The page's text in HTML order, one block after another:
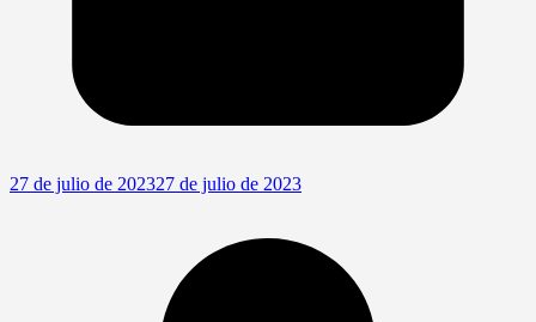
27 de julio de 202327 de julio de 2023